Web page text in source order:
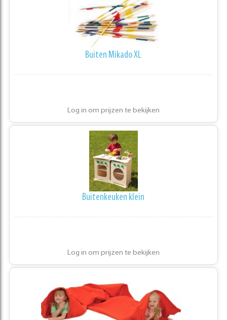
Buiten Mikado XL
Log in om prijzen te bekijken
Buitenkeuken klein
Log in om prijzen te bekijken